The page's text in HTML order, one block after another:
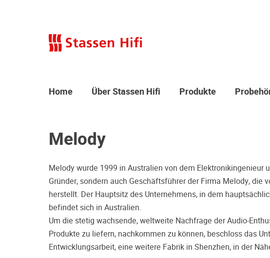
Home Über Stassen Hifi Produkte
Melody
Melody wurde 1999 in Australien von dem Elektronikingenieur
Gründer, sondern auch Geschäftsführer der Firma Melody,
herstellt. Der Hauptsitz des Unternehmens, in dem
befindet sich in Australien.
Um die stetig wachsende, weltweite Nachfrage der Audio-
Produkte zu liefern, nachkommen zu können, beschloss das
Entwicklungsarbeit, eine weitere Fabrik in Shenzhen, in der